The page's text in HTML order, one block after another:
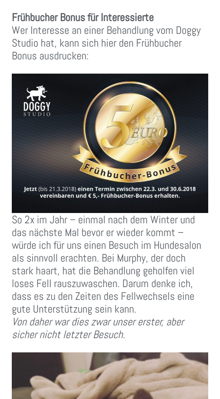
Frühbucher Bonus für Interessierte
Wer Interesse an einer Behandlung vom Doggy
Studio hat, kann sich hier den Frühbucher
Bonus ausdrucken:
So 2x im Jahr – einmal nach dem Winter und
das nächste Mal bevor er wieder kommt –
würde ich für uns einen Besuch im Hundesalon
als sinnvoll erachten. Bei Murphy, der doch
stark haart, hat die Behandlung geholfen viel
loses Fell rauszuwaschen. Darum denke ich,
dass es zu den Zeiten des Fellwechsels eine
gute Unterstützung sein kann.
Von daher war dies zwar unser erster, aber
sicher nicht letzter Besuch.